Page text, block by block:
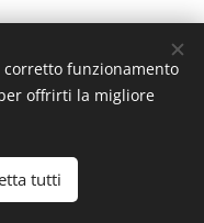
P.IVA 02838250351
funzionamento
offrirti la migliore
tutti